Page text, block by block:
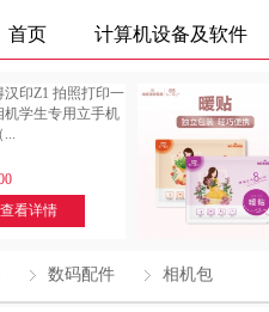
首页 计算机设备及软件
汉印Z1 拍照打印一
机学生专用立手机
...
查看详情
数码配件 相机包